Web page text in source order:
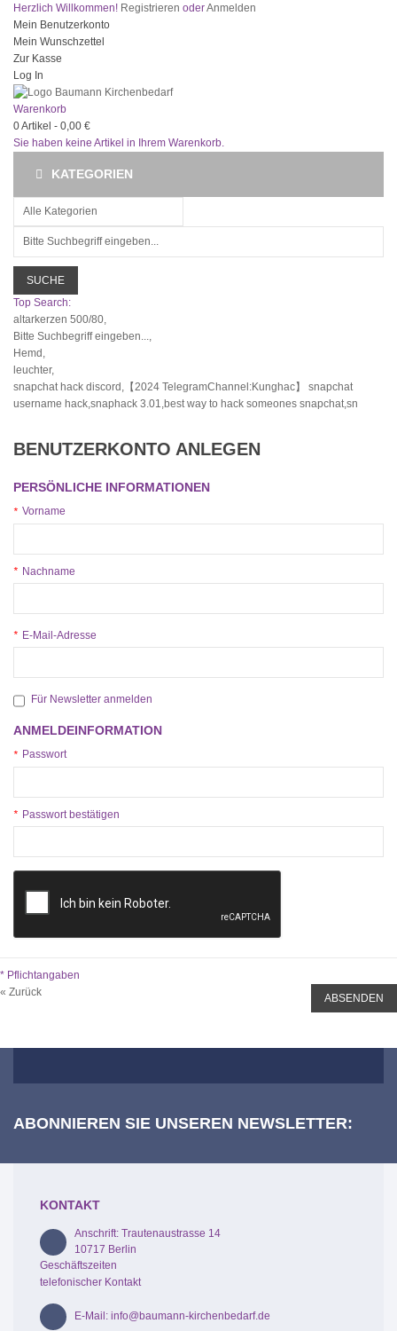
Herzlich Willkommen! Registrieren oderAnmelden
Mein Benutzerkonto
Mein Wunschzettel
Zur Kasse
Log In
Warenkorb
0Artikel - 0,00 €
Sie haben keine Artikel in Ihrem Warenkorb.
KATEGORIEN
SUCHE
Top Search:
altarkerzen 500/80,
Bitte Suchbegriff eingeben...,
Hemd,
leuchter,
snapchat hack discord,【2024 TelegramChannel:Kunghac】 snapchat
username hack,snaphack 3.01,best way to hack someones snapchat,sn
BENUTZERKONTO ANLEGEN
PERSÖNLICHE INFORMATIONEN
* Vorname
* Nachname
* E-Mail-Adresse
Für Newsletter anmelden
ANMELDEINFORMATION
* Passwort
* Passwort bestätigen
* Pflichtangaben
« Zurück ABSENDEN
ABONNIEREN SIE UNSEREN NEWSLETTER:
KONTAKT
Anschrift: Trautenaustrasse 14
10717 Berlin
Geschäftszeiten
telefonischer Kontakt
E-Mail: info@baumann-kirchenbedarf.de